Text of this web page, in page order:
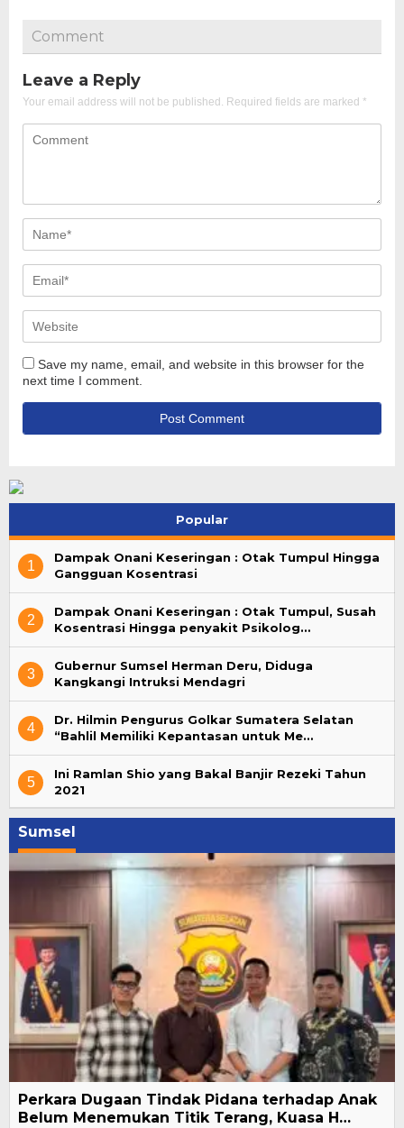
Comment
Leave a Reply
Your email address will not be published. Required fields are marked *
Save my name, email, and website in this browser for the
next time I comment.
Popular
1
Dampak Onani Keseringan : Otak Tumpul Hingga
Gangguan Kosentrasi
2
Dampak Onani Keseringan : Otak Tumpul, Susah
Kosentrasi Hingga penyakit Psikolog…
3
Gubernur Sumsel Herman Deru, Diduga
Kangkangi Intruksi Mendagri
4
Dr. Hilmin Pengurus Golkar Sumatera Selatan
“Bahlil Memiliki Kepantasan untuk Me…
5
Ini Ramlan Shio yang Bakal Banjir Rezeki Tahun
2021
Sumsel
Perkara Dugaan Tindak Pidana terhadap Anak
Belum Menemukan Titik Terang, Kuasa H…